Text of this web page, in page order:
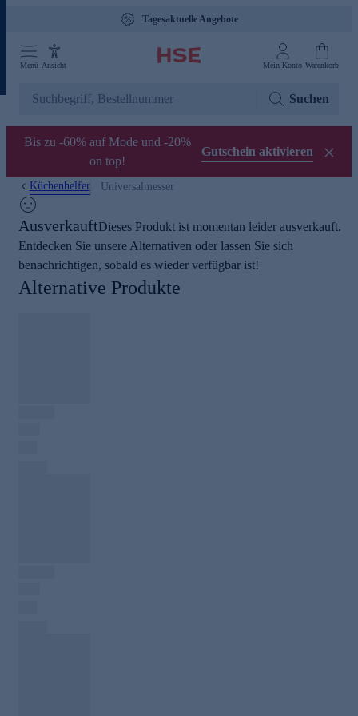
Tagesaktuelle Angebote
Menü Ansicht Mein Konto Warenkorb
Suchen
Bis zu -60% auf Mode und -20%
on top!
Gutschein aktivieren
Küchenhelfer Universalmesser
AusverkauftDieses Produkt ist momentan leider ausverkauft.
Entdecken Sie unsere Alternativen oder lassen Sie sich
benachrichtigen, sobald es wieder verfügbar ist!
Alternative Produkte